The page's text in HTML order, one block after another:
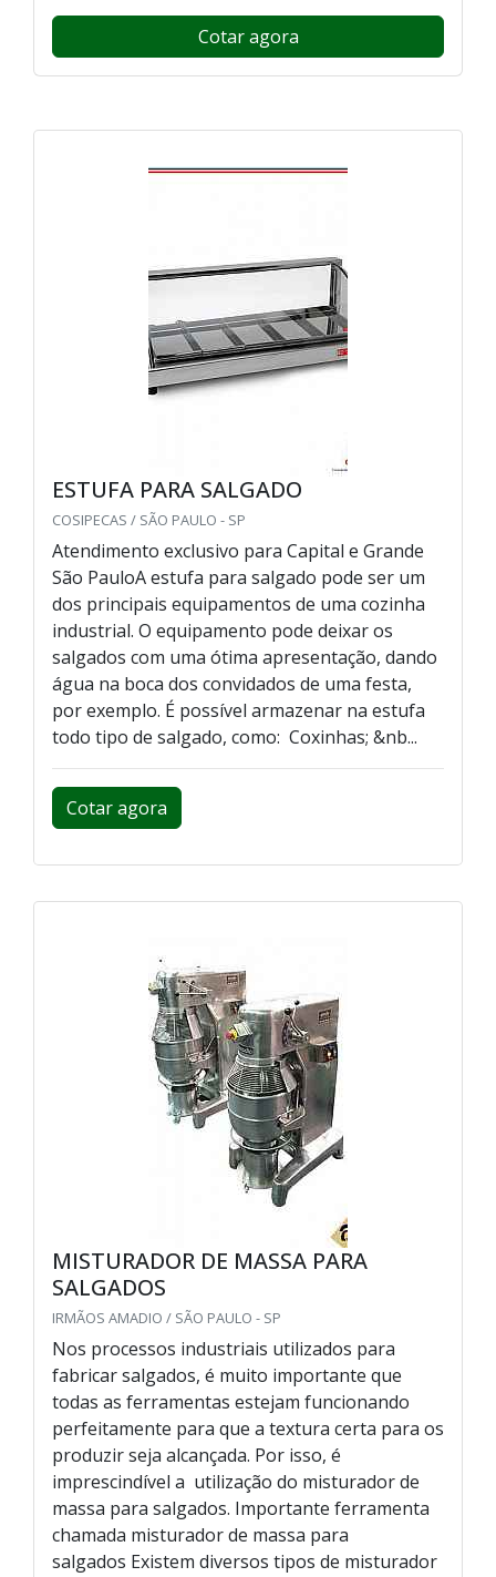
Cotar agora
ESTUFA PARA SALGADO
COSIPECAS / SÃO PAULO - SP
Atendimento exclusivo para Capital e Grande
São PauloA estufa para salgado pode ser um
dos principais equipamentos de uma cozinha
industrial. O equipamento pode deixar os
salgados com uma ótima apresentação, dando
água na boca dos convidados de uma festa,
por exemplo. É possível armazenar na estufa
todo tipo de salgado, como: Coxinhas; &nb...
Cotar agora
MISTURADOR DE MASSA PARA
SALGADOS
IRMÃOS AMADIO / SÃO PAULO - SP
Nos processos industriais utilizados para
fabricar salgados, é muito importante que
todas as ferramentas estejam funcionando
perfeitamente para que a textura certa para os
produzir seja alcançada. Por isso, é
imprescindível a utilização do misturador de
massa para salgados. Importante ferramenta
chamada misturador de massa para
salgados Existem diversos tipos de misturador